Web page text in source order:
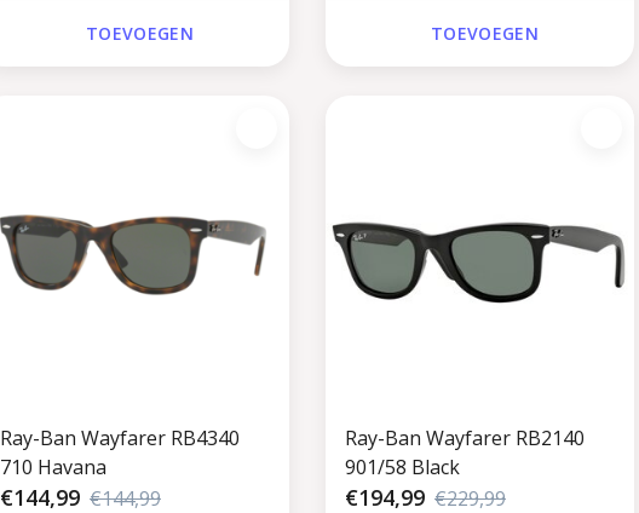
TOEVOEGEN TOEVOEGEN
Ray-Ban Wayfarer RB4340
710 Havana
€144,99 €144,99
Ray-Ban Wayfarer RB2140
901/58 Black
€194,99 €229,99